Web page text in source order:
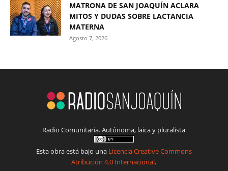
MATRONA DE SAN JOAQUÍN ACLARA
MITOS Y DUDAS SOBRE LACTANCIA
MATERNA
Agosto 7, 2026
Radio Comunitaria. Autónoma, laica y pluralista
Esta obra está bajo una Licencia Creative Commons
Atribución 4.0 Internacional.